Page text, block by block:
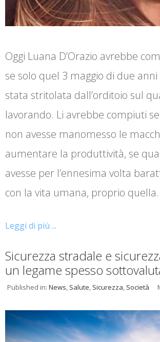
Oggi Luana D’Orazio avrebbe
se solo quel 3 maggio di due
stata stritolata dall’orditoio sul
lavorando. Li avrebbe compiuti
non avesse manomesso le
aumentare la produttività, se
avesse per l’ennesima volta
con la vita umana, proprio
Leggi di più ...
Sicurezza stradale e
un legame spesso
Published in: News, Salute, Sicurezza, Società